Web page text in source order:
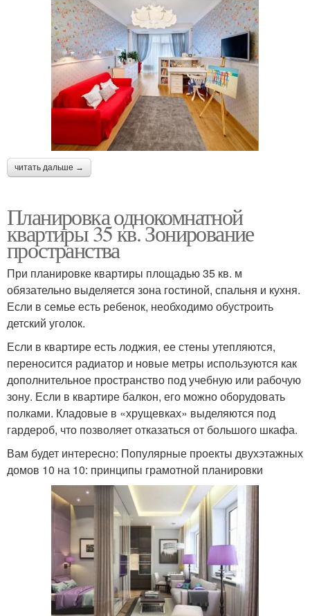
читать дальше →
Планировка однокомнатной
квартиры 35 кв. Зонирование
пространства
При планировке квартиры площадью 35 кв. м
обязательно выделяется зона гостиной, спальня и кухня.
Если в семье есть ребенок, необходимо обустроить
детский уголок.
Если в квартире есть лоджия, ее стены утепляются,
переносится радиатор и новые метры используются как
дополнительное пространство под учебную или рабочую
зону. Если в квартире балкон, его можно оборудовать
полками. Кладовые в «хрущевках» выделяются под
гардероб, что позволяет отказаться от большого шкафа.
Вам будет интересно: Популярные проекты двухэтажных
домов 10 на 10: принципы грамотной планировки